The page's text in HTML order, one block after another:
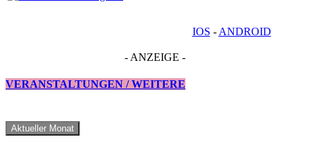
IOS - ANDROID
- ANZEIGE -
VERANSTALTUNGEN / WEITERE
Aktueller Monat